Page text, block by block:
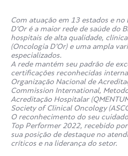
Esse exame, também chamado
para pesquisa de doenças
Disease Research Laboratory)
si, mas sim a reação do organismo a
Quando o exame
indicado?
O VDRL é indicado para identificar:
A presença da sífilis em
Com atuação em 13 estados e
D’Or é a maior rede de saúde do
hospitais de alta qualidade,
(Oncologia D’Or) e uma ampla
especializados.
A rede mantém seu padrão de
certificações reconhecidas
Organização Nacional de
Commission International,
Acreditação Hospitalar
Society of Clinical Oncology
O reconhecimento do seu
Top Performer 2022, recebido
sua posição de destaque no
críticos e na liderança do setor.